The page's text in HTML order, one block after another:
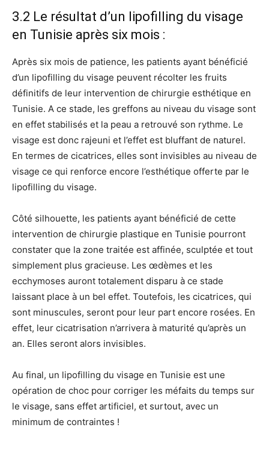
3.2 Le résultat d’un lipofilling du visage
en Tunisie après six mois :
Après six mois de patience, les patients ayant bénéficié
d’un lipofilling du visage peuvent récolter les fruits
définitifs de leur intervention de chirurgie esthétique en
Tunisie. A ce stade, les greffons au niveau du visage sont
en effet stabilisés et la peau a retrouvé son rythme. Le
visage est donc rajeuni et l’effet est bluffant de naturel.
En termes de cicatrices, elles sont invisibles au niveau de
visage ce qui renforce encore l’esthétique offerte par le
lipofilling du visage.
Côté silhouette, les patients ayant bénéficié de cette
intervention de chirurgie plastique en Tunisie pourront
constater que la zone traitée est affinée, sculptée et tout
simplement plus gracieuse. Les œdèmes et les
ecchymoses auront totalement disparu à ce stade
laissant place à un bel effet. Toutefois, les cicatrices, qui
sont minuscules, seront pour leur part encore rosées. En
effet, leur cicatrisation n’arrivera à maturité qu’après un
an. Elles seront alors invisibles.
Au final, un lipofilling du visage en Tunisie est une
opération de choc pour corriger les méfaits du temps sur
le visage, sans effet artificiel, et surtout, avec un
minimum de contraintes !